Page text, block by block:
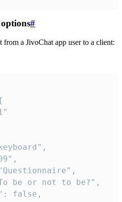
#
from a JivoChat app user to a client: